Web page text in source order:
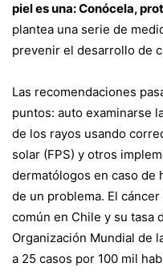
piel es una: Conócela,
plantea una serie de
prevenir el desarrollo de
Las recomendaciones
puntos: auto examinarse
de los rayos usando
solar (FPS) y otros
dermatólogos en caso de
de un problema. El
común en Chile y su tasa
Organización Mundial de
a 25 casos por 100 mil